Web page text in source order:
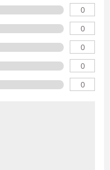
0
0
0
0
0